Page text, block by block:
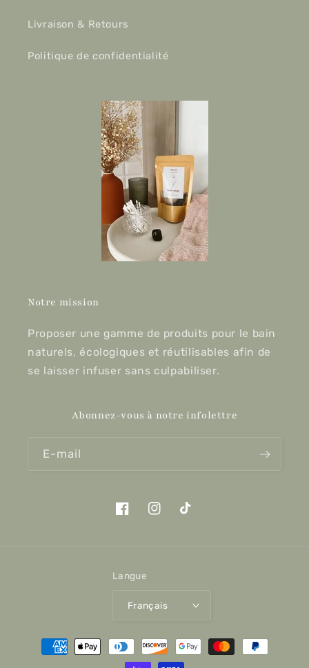
Livraison & Retours
Politique de confidentialité
Notre mission
Proposer une gamme de produits pour le bain
naturels, écologiques et réutilisables afin de
se laisser infuser sans culpabiliser.
Abonnez-vous à notre infolettre
E-mail
FacebookInstagramTikTok
Langue
Français
Moyens